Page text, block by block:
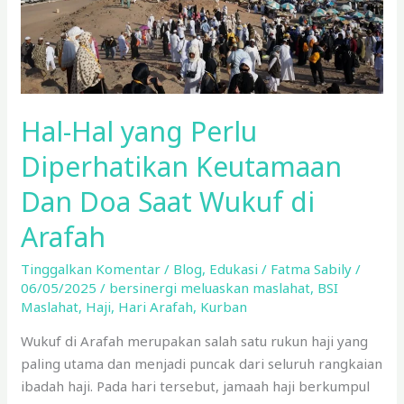
Hal-Hal yang Perlu
Diperhatikan Keutamaan
Dan Doa Saat Wukuf di
Arafah
Tinggalkan Komentar / Blog, Edukasi / Fatma Sabily/
06/05/2025/ bersinergi meluaskan maslahat, BSI
Maslahat, Haji, Hari Arafah, Kurban
Wukuf di Arafah merupakan salah satu rukun haji yang
paling utama dan menjadi puncak dari seluruh rangkaian
ibadah haji. Pada hari tersebut, jamaah haji berkumpul
Doa
Saat
Wukuf
di